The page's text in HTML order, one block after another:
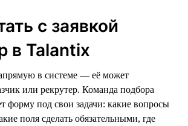
с заявкой
в Talantix
в системе — её может
или рекрутер. Команда подбора
форму под свои задачи: какие вопросы
поля сделать обязательными, где